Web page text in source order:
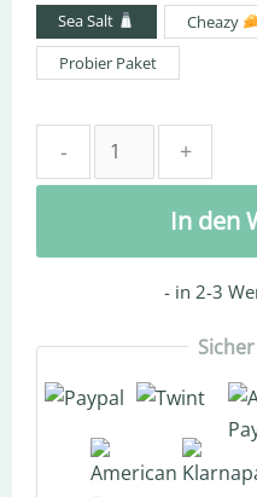
Sea Salt Cheazy
Probier Paket
Quantity
In den
- in 2-3